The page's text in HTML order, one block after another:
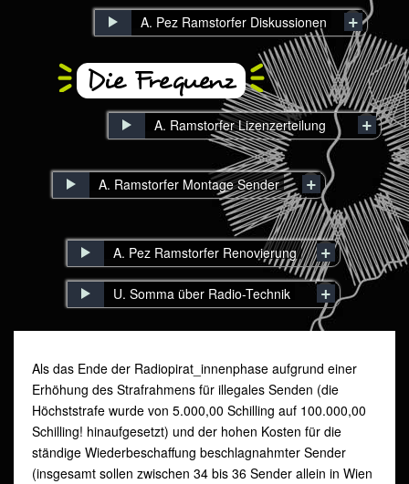
A. Pez Ramstorfer Diskussionen
Die Frequenz
A. Ramstorfer Lizenzerteilung
A. Ramstorfer Montage Sender
A. Pez Ramstorfer Renovierung
U. Somma über Radio-Technik
Als das Ende der Radiopirat_innenphase aufgrund einer
Erhöhung des Strafrahmens für illegales Senden (die
Höchststrafe wurde von 5.000,00 Schilling auf 100.000,00
Schilling! hinaufgesetzt) und der hohen Kosten für die
ständige Wiederbeschaffung beschlagnahmter Sender
(insgesamt sollen zwischen 34 bis 36 Sender allein in Wien